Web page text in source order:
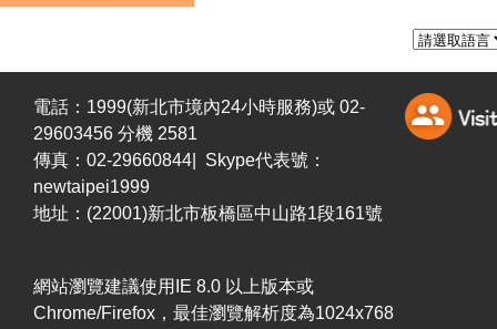
電話：1999(新北市境內24小時服務)或 02-
29603456 分機 2581
傳真：02-29660844| Skype代表號：
newtaipei1999
地址：(22001)新北市板橋區中山路1段161號
網站瀏覽建議使用IE 8.0 以上版本或
Chrome/Firefox，最佳瀏覽解析度為1024x768